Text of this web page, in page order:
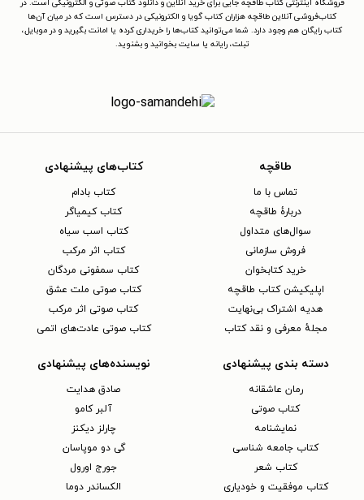
فروشگاه اینترنتی کتاب طاقچه جایی برای خرید آنلاین و دانلود کتاب صوتی و الکترونیکی است. در
کتاب‌فروشی آنلاین طاقچه هزاران کتاب گویا و الکترونیکی در دسترس است که در میان آن‌ها
کتاب رایگان هم وجود دارد. شما می‌توانید کتاب‌ها را خریداری کرده یا امانت بگیرید و در موبایل،
تبلت، رایانه یا سایت بخوانید و بشنوید.
طاقچه
تماس با ما
دربارهٔ طاقچه
سوال‌های متداول
فروش سازمانی
خرید کتابخوان
اپلیکیشن کتاب طاقچه
هدیه اشتراک بی‌نهایت
مجلهٔ معرفی و نقد کتاب
کتاب‌های پیشنهادی
کتاب بادام
کتاب کیمیاگر
کتاب اسب سیاه
کتاب اثر مرکب
کتاب سمفونی مردگان
کتاب صوتی ملت عشق
کتاب صوتی اثر مرکب
کتاب صوتی عادت‌های اتمی
دسته بندی پیشنهادی
رمان عاشقانه
کتاب‌ صوتی
نمایشنامه
کتاب جامعه شناسی
کتاب شعر
کتاب موفقیت و خودیاری
نویسنده‌های پیشنهادی
صادق هدایت
آلبر کامو
چارلز دیکنز
گی دو موپاسان
جورج اورول
الکساندر دوما